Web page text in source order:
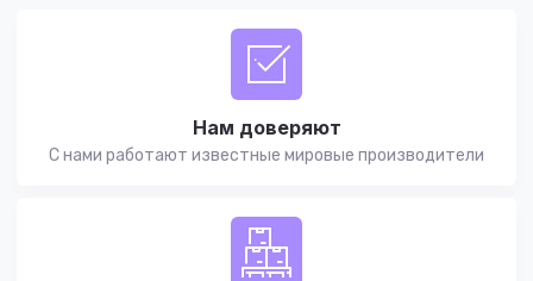
Нам доверяют
С нами работают известные мировые производители